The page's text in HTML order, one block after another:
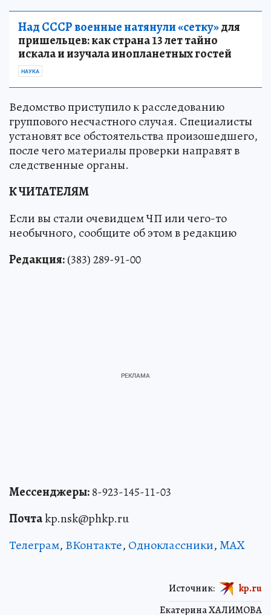
Над СССР военные натянули «сетку»для
пришельцев: как страна 13 лет тайно
искала и изучала инопланетных гостей
НАУКА
Ведомство приступило к расследованию
группового несчастного случая. Специалисты
установят все обстоятельства произошедшего,
после чего материалы проверки направят в
следственные органы.
К ЧИТАТЕЛЯМ
Если вы стали очевидцем ЧП или чего-то
необычного, сообщите об этом в редакцию
Редакция:(383) 289-91-00
Мессенджеры:8-923-145-11-03
Почтаkp.nsk@phkp.ru
Телеграм, ВКонтакте, Одноклассники,MAX
Екатерина ХАЛИМОВА
Источник: kp.ru